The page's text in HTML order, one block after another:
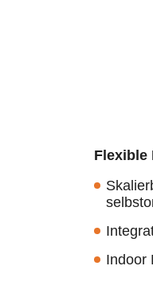
Flexible
Indoor